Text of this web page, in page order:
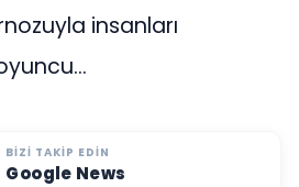
BIZI TAKIP EDIN
Google News